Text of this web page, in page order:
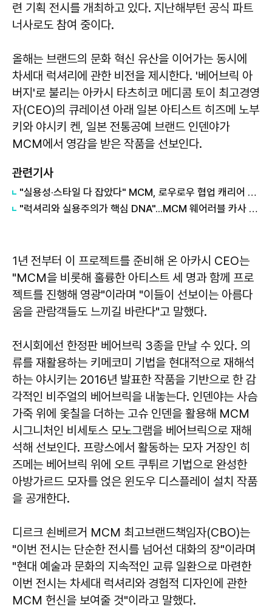
련 기획 전시를 개최하고 있다. 지난해부턴 공식 파트
너사로도 참여 중이다.
올해는 브랜드의 문화 혁신 유산을 이어가는 동시에
차세대 럭셔리에 관한 비전을 제시한다. '베어브릭 아
버지'로 불리는 아카시 타츠히코 메디콤 토이 최고경영
자(CEO)의 큐레이션 아래 일본 아티스트 히즈메 노부
키와 야시키 켄, 일본 전통공예 브랜드 인덴야가
MCM에서 영감을 받은 작품을 선보인다.
관련기사
"실용성·스타일 다 잡았다" MCM, 로우로우 협업 캐리어 출시
"럭셔리와 실용주의가 핵심 DNA"...MCM 웨어러블 카사 컬렉션
1년 전부터 이 프로젝트를 준비해 온 아카시 CEO는
"MCM을 비롯해 훌륭한 아티스트 세 명과 함께 프로
젝트를 진행해 영광"이라며 "이들이 선보이는 아름다
움을 관람객들도 느끼길 바란다"고 말했다.
전시회에선 한정판 베어브릭 3종을 만날 수 있다. 의
류를 재활용하는 키메코미 기법을 현대적으로 재해석
하는 야시키는 2016년 발표한 작품을 기반으로 한 감
각적인 비주얼의 베어브릭을 내놓는다. 인덴야는 사슴
가죽 위에 옻칠을 더하는 고슈 인덴을 활용해 MCM
시그니처인 비세토스 모노그램을 베어브릭으로 재해
석해 선보인다. 프랑스에서 활동하는 모자 거장인 히
즈메는 베어브릭 위에 오트 쿠튀르 기법으로 완성한
아방가르드 모자를 얹은 윈도우 디스플레이 설치 작품
을 공개한다.
디르크 쇤베르거 MCM 최고브랜드책임자(CBO)는
"이번 전시는 단순한 전시를 넘어선 대화의 장"이라며
"현대 예술과 문화의 지속적인 교류 일환으로 마련한
이번 전시는 차세대 럭셔리와 경험적 디자인에 관한
MCM 헌신을 보여줄 것"이라고 말했다.